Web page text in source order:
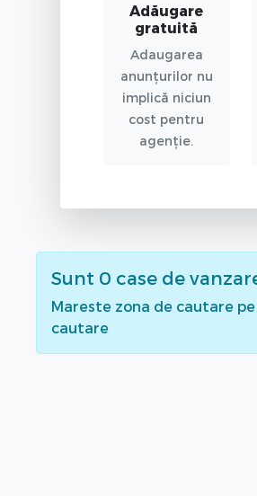
Adăugare
gratuită
Adaugarea
anunțurilor nu
implică niciun
cost pentru
agenție.
Sunt 0 case de
Mareste zona de cautare
cautare